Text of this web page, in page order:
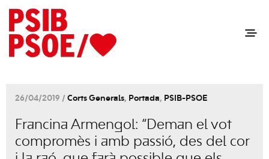
26/04/2019 / Corts Generals, Portada, PSIB-PSOE
Francina Armengol: “Deman el vot
compromès i amb passió, des del cor